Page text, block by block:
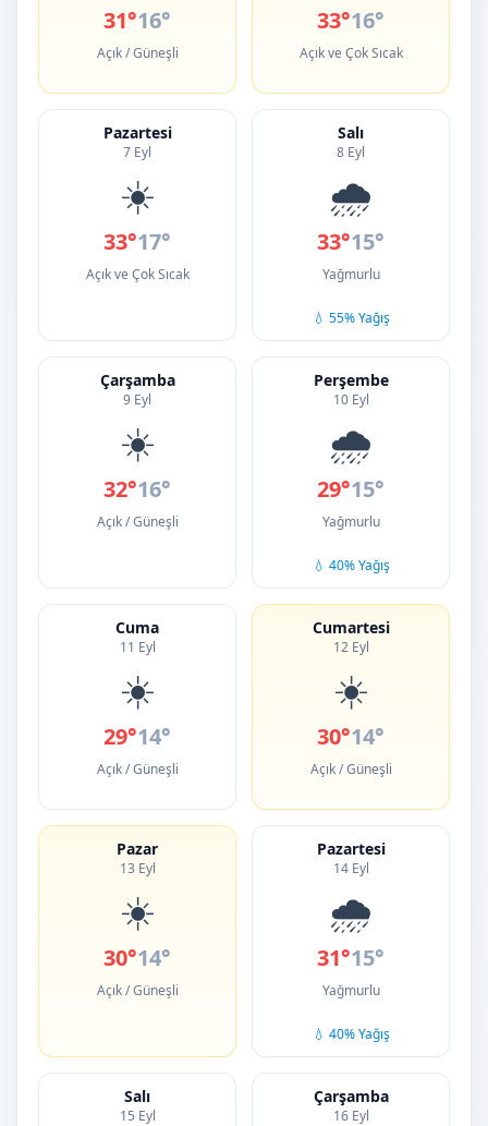
31°16°
Açık / Güneşli
33°16°
Açık ve Çok Sıcak
Pazartesi
7 Eyl
☀️
33°17°
Açık ve Çok Sıcak
Salı
8 Eyl
🌧️
33°15°
Yağmurlu
💧 55% Yağış
Çarşamba
9 Eyl
☀️
32°16°
Açık / Güneşli
Perşembe
10 Eyl
🌧️
29°15°
Yağmurlu
💧 40% Yağış
Cuma
11 Eyl
☀️
29°14°
Açık / Güneşli
Cumartesi
12 Eyl
☀️
30°14°
Açık / Güneşli
Pazar
13 Eyl
☀️
30°14°
Açık / Güneşli
Pazartesi
14 Eyl
🌧️
31°15°
Yağmurlu
💧 40% Yağış
Salı
15 Eyl
Çarşamba
16 Eyl